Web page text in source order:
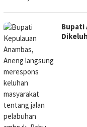
Bupati